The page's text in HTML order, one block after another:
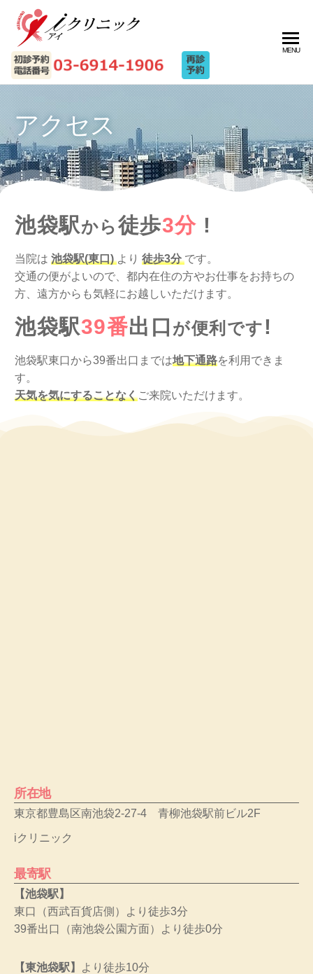
MENU
アクセス
池袋駅から 徒歩3分 !
当院は 池袋駅(東口)より 徒歩3分です。
交通の便がよいので、都内在住の方やお仕事をお持ちの
方、遠方からも気軽にお越しいただけます。
池袋駅39番出口 が便利です!
池袋駅東口から39番出口までは地下通路を利用できま
す。
天気を気にすることなくご来院いただけます。
所在地
東京都豊島区南池袋2-27-4 青柳池袋駅前ビル2F
iクリニック
最寄駅
【池袋駅】
東口（西武百貨店側）より徒歩3分
39番出口（南池袋公園方面）より徒歩0分
【東池袋駅】
より徒歩10分